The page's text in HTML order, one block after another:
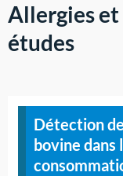
Allergies
études
Détection
bovine dans